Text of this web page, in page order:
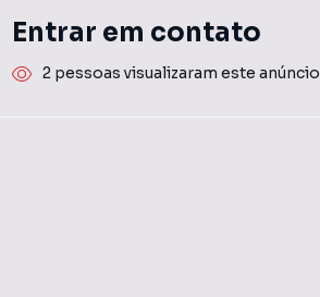
Entrar em contato
2 pessoas visualizaram este anúncio